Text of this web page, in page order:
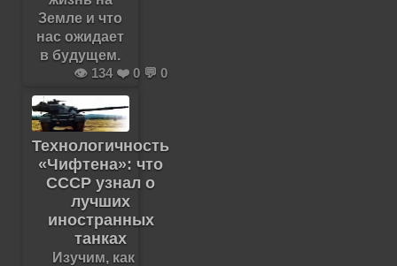
Земле и что
нас ожидает
в будущем.
👁️ 134 ❤️ 0 💬 0
Технологичность
«Чифтена»: что
СССР узнал о
лучших
иностранных
танках
Изучим, как